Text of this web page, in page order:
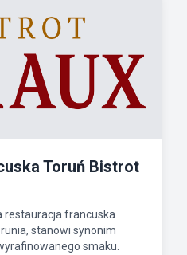
Toruń Bistrot
restauracja francuska
stanowi synonim
smaku.